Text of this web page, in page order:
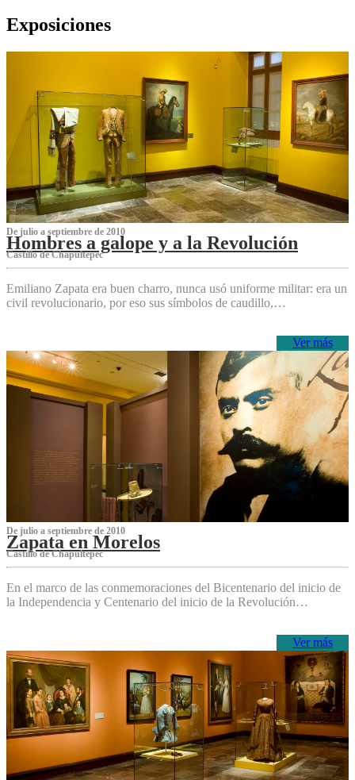
Exposiciones
De julio a septiembre de 2010
Hombres a galope y a la Revolución
Castillo de Chapultepec
Emiliano Zapata era buen charro, nunca usó uniforme militar: era un
civil revolucionario, por eso sus símbolos de caudillo,…
Ver más
De julio a septiembre de 2010
Zapata en Morelos
Castillo de Chapultepec
En el marco de las conmemoraciones del Bicentenario del inicio de
la Independencia y Centenario del inicio de la Revolución…
Ver más